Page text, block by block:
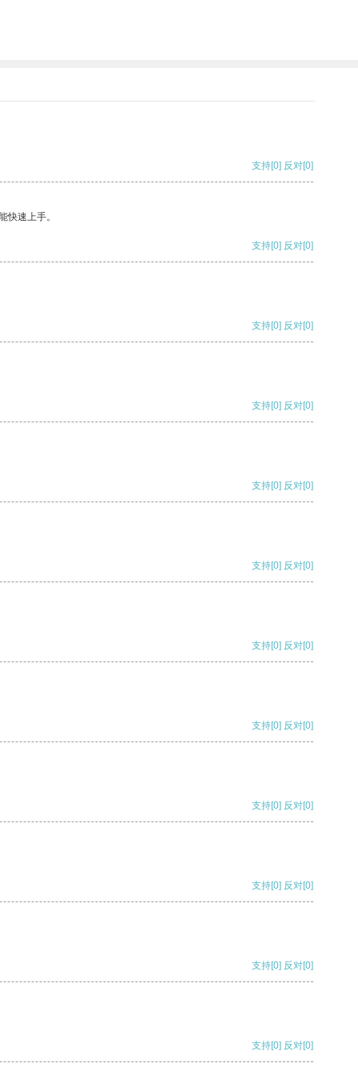
支持[0] 反对[0]
快速上手。
支持[0] 反对[0]
支持[0] 反对[0]
支持[0] 反对[0]
支持[0] 反对[0]
支持[0] 反对[0]
支持[0] 反对[0]
支持[0] 反对[0]
支持[0] 反对[0]
支持[0] 反对[0]
支持[0] 反对[0]
支持[0] 反对[0]